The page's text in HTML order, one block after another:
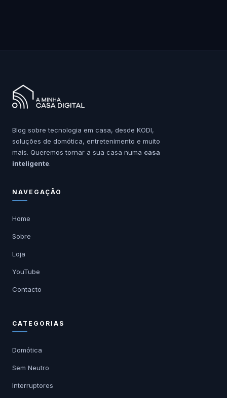
Blog sobre tecnologia em casa, desde KODI,
soluções de domótica, entretenimento e muito
mais. Queremos tornar a sua casa numa casa
inteligente.
NAVEGAÇÃO
Home
Sobre
Loja
YouTube
Contacto
CATEGORIAS
Domótica
Sem Neutro
Interruptores